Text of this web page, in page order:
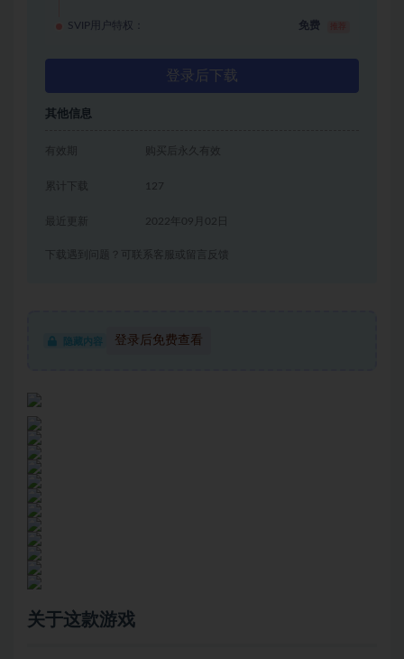
SVIP用户特权： 免费
登录后下载
其他信息
有效期 购买后永久有效
累计下载 127
2022年09月02日
下载遇到问题？可联系客服或留言反馈
隐藏内容 登录后免费查看
关于这款游戏